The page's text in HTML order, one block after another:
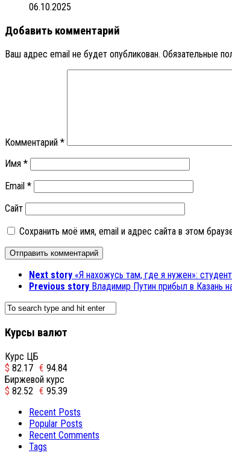
06.10.2025
Добавить комментарий
Ваш адрес email не будет опубликован. Обязательные
Комментарий *
Имя *
Email *
Сайт
Сохранить моё имя, email и адрес сайта в этом
Next story «Я нахожусь там, где я нужен»:
Previous story Владимир Путин прибыл в
Курсы валют
Курс ЦБ
$ 82.17 € 94.84
Биржевой курс
$ 82.52 € 95.39
Recent Posts
Popular Posts
Recent Comments
Tags